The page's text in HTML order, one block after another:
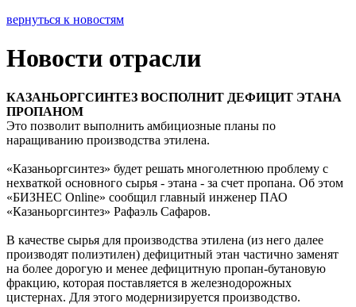
вернуться к новостям
Новости отрасли
КАЗАНЬОРГСИНТЕЗ ВОСПОЛНИТ ДЕФИЦИТ ЭТАНА
ПРОПАНОМ
Это позволит выполнить амбициозные планы по
наращиванию производства этилена.
«Казаньоргсинтез» будет решать многолетнюю проблему с
нехваткой основного сырья - этана - за счет пропана. Об этом
«БИЗНЕС Online» сообщил главный инженер ПАО
«Казаньоргсинтез» Рафаэль Сафаров.
В качестве сырья для производства этилена (из него далее
производят полиэтилен) дефицитный этан частично заменят
на более дорогую и менее дефицитную пропан-бутановую
фракцию, которая поставляется в железнодорожных
цистернах. Для этого модернизируется производство.